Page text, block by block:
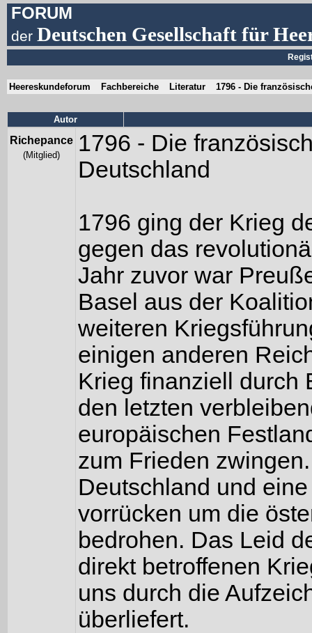
FORUM
derDeutschen Gesellschaft für
Heereskundeforum Fachbereiche Literatur 1796 - Die
Autor
Richepance
(Mitglied)
1796 - Die
Deutschland
1796 ging der Krieg
gegen das
Jahr zuvor war
Basel aus der
weiteren
einigen anderen
Krieg finanziell durch
den letzten
europäischen
zum Frieden
Deutschland und
vorrücken um die
bedrohen. Das Leid
direkt betroffenen
uns durch die
überliefert.